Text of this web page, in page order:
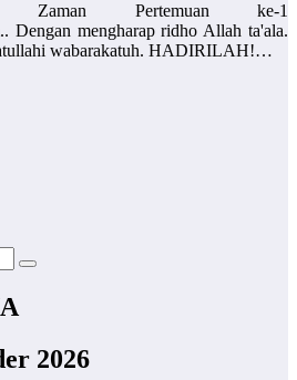
Zaman Pertemuan ke-1
Dengan mengharap ridho Allah ta'ala.
wabarakatuh. HADIRILAH!…
2026